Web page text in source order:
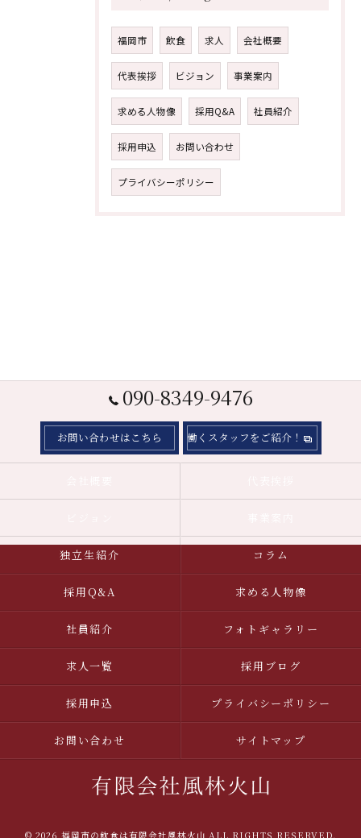
福岡市 飲食 求人 会社概要
代表挨拶 ビジョン 事業案内
求める人物像 採用Q&A 社員紹介
採用申込 お問い合わせ
プライバシーポリシー
090-8349-9476
お問い合わせはこちら 働くスタッフをご紹介！
独立生紹介 コラム
採用Q&A 求める人物像
社員紹介 フォトギャラリー
求人一覧 採用ブログ
採用申込 プライバシーポリシー
お問い合わせ サイトマップ
© 2026 福岡市の飲食は有限会社風林火山 ALL RIGHTS RESERVED.